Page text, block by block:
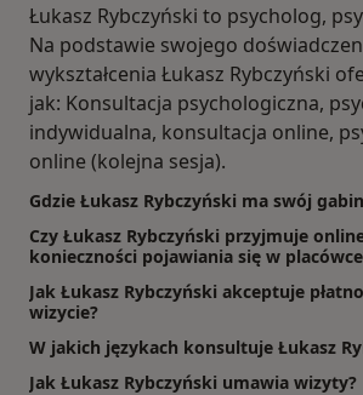
Łukasz Rybczyński to psycholog,
Na podstawie swojego
wykształcenia Łukasz Rybczyński
jak: Konsultacja psychologiczna,
indywidualna, konsultacja online,
online (kolejna sesja).
Gdzie Łukasz Rybczyński ma swój
Czy Łukasz Rybczyński przyjmuje
konieczności pojawiania się w
Jak Łukasz Rybczyński akceptuje
wizycie?
W jakich językach konsultuje Łukasz
Jak Łukasz Rybczyński umawia wizyty?